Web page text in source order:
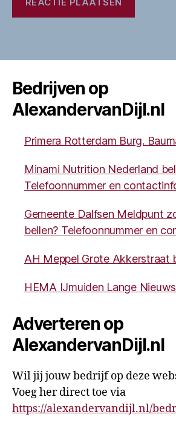
Bedrijven op
AlexandervanDijl.nl
Primera Rotterdam Burg.
Minami Nutrition Nederland
Telefoonnummer en
Gemeente Dalfsen Meldpunt
bellen? Telefoonnummer en
AH Meppel Grote Akkerstraat
HEMA IJmuiden Lange
Adverteren op
AlexandervanDijl.nl
Wil jij jouw bedrijf op deze
Voeg her direct toe via
https://alexandervandijl.nl/